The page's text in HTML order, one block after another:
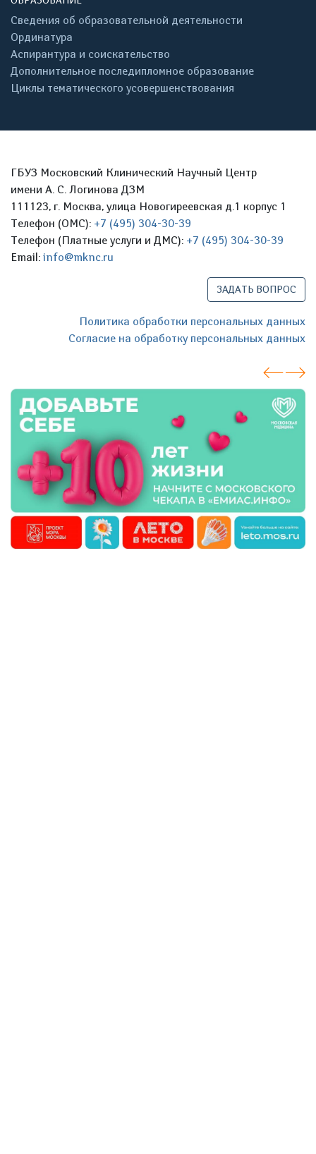
Сведения об образовательной деятельности
Ординатура
Аспирантура и соискательство
Дополнительное последипломное образование
Циклы тематического усовершенствования
ГБУЗ Московский Клинический Научный Центр
имени А. С. Логинова ДЗМ
111123, г. Москва, улица Новогиреевская д.1 корпус 1
Телефон (ОМС): +7 (495) 304-30-39
Телефон (Платные услуги и ДМС): +7 (495) 304-30-39
Email: info@mknc.ru
ЗАДАТЬ ВОПРОС
Политика обработки персональных данных
Согласие на обработку персональных данных